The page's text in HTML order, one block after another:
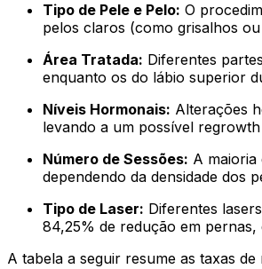
Tipo de Pele e Pelo: O
pelos claros (como grisalhos
Área Tratada: Diferentes
enquanto os do lábio superior
Níveis Hormonais: Alterações
levando a um possível
Número de Sessões: A maioria
dependendo da densidade dos
Tipo de Laser: Diferentes
84,25% de redução em
A tabela a seguir resume as taxas